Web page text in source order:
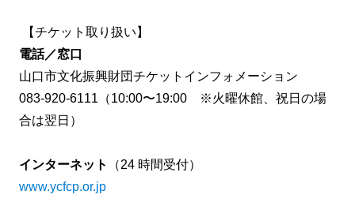
【チケット取り扱い】
電話／窓口
山口市文化振興財団チケットインフォメーション
083-920-6111（10:00〜19:00 ※火曜休館、祝日の場
合は翌日）
インターネット
（24 時間受付）
www.ycfcp.or.jp